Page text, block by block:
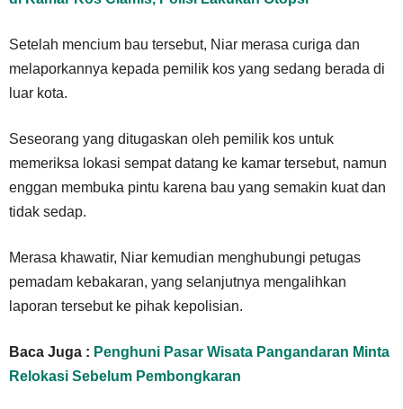
Setelah mencium bau tersebut, Niar merasa curiga dan
melaporkannya kepada pemilik kos yang sedang berada di
luar kota.
Seseorang yang ditugaskan oleh pemilik kos untuk
memeriksa lokasi sempat datang ke kamar tersebut, namun
enggan membuka pintu karena bau yang semakin kuat dan
tidak sedap.
Merasa khawatir, Niar kemudian menghubungi petugas
pemadam kebakaran, yang selanjutnya mengalihkan
laporan tersebut ke pihak kepolisian.
Baca Juga : Penghuni Pasar Wisata Pangandaran Minta
Relokasi Sebelum Pembongkaran